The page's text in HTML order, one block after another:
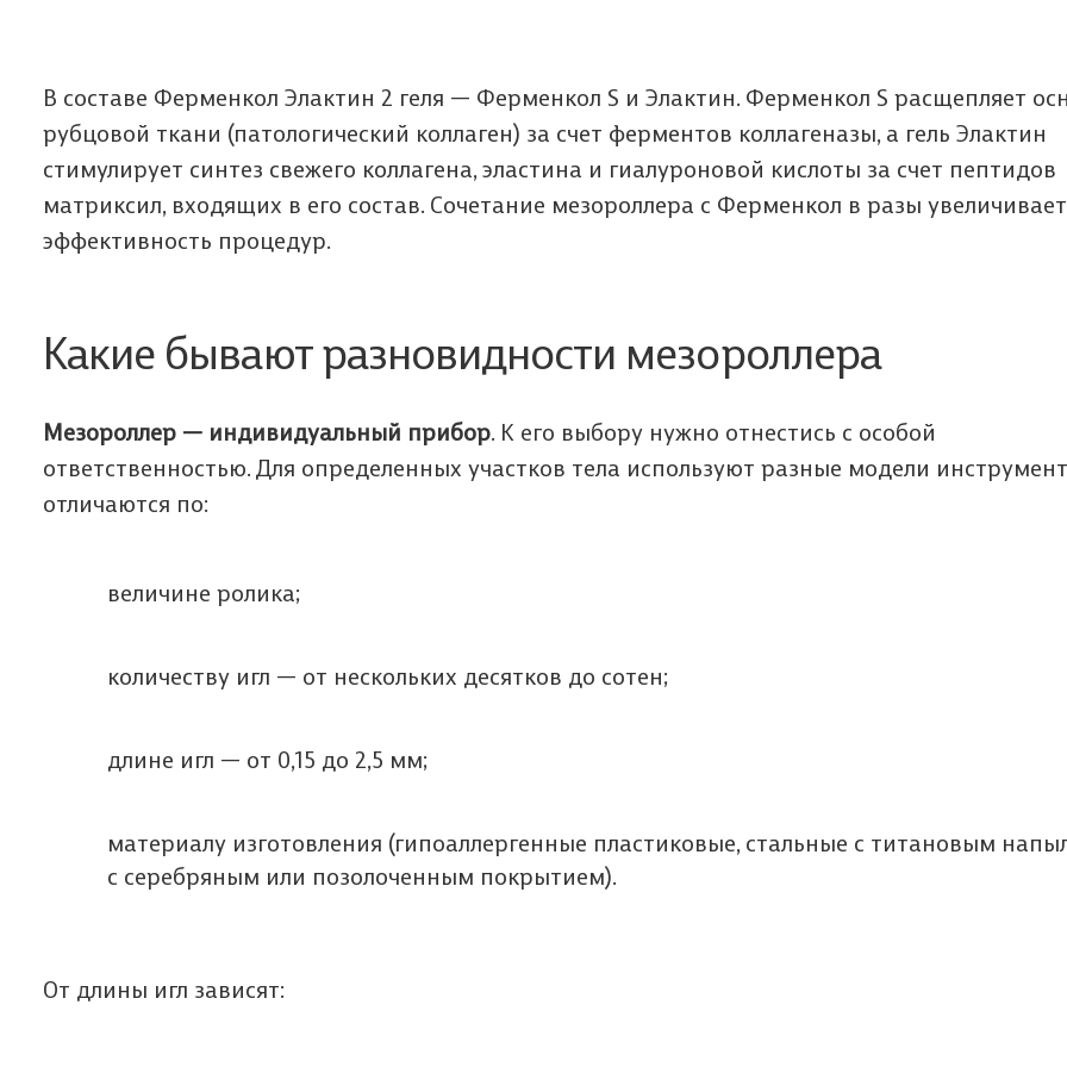
В составе Ферменкол Элактин 2 геля — Ферменкол S и Элактин. Ферменкол S расщепляет
рубцовой ткани (патологический коллаген) за счет ферментов коллагеназы, а гель Элактин
стимулирует синтез свежего коллагена, эластина и гиалуроновой кислоты за счет пептидов
матриксил, входящих в его состав. Сочетание мезороллера с Ферменкол в разы увеличивает
эффективность процедур.
Какие бывают разновидности мезороллера
Мезороллер — индивидуальный прибор. К его выбору нужно отнестись с особой
ответственностью. Для определенных участков тела используют разные модели
отличаются по:
величине ролика;
количеству игл — от нескольких десятков до сотен;
длине игл — от 0,15 до 2,5 мм;
материалу изготовления (гипоаллергенные пластиковые, стальные с титановым
с серебряным или позолоченным покрытием).
От длины игл зависят: